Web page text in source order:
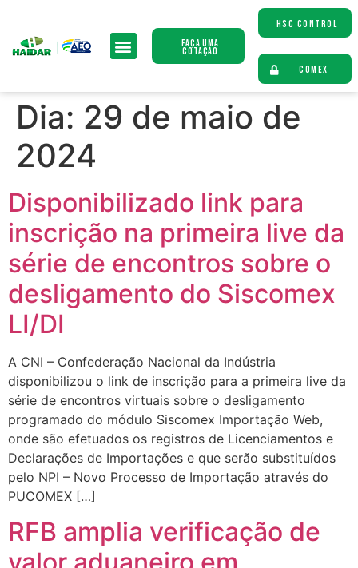
Faça uma
Cotação
HSC CONTROL
COMEX
Dia: 29 de maio de
2024
Disponibilizado link para
inscrição na primeira live da
série de encontros sobre o
desligamento do Siscomex
LI/DI
A CNI – Confederação Nacional da Indústria
disponibilizou o link de inscrição para a primeira live da
série de encontros virtuais sobre o desligamento
programado do módulo Siscomex Importação Web,
onde são efetuados os registros de Licenciamentos e
Declarações de Importações e que serão substituídos
pelo NPI – Novo Processo de Importação através do
PUCOMEX […]
RFB amplia verificação de